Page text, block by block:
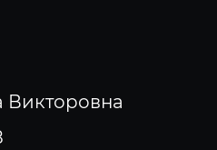
Викторовна